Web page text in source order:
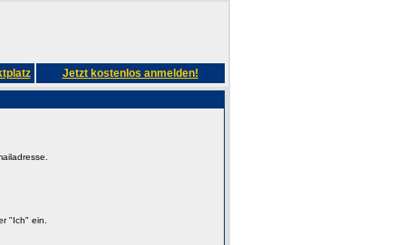
Jetzt kostenlos anmelden!
"Ich" ein.